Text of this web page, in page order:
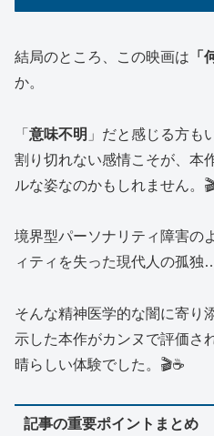
結局のところ、この映画は 「
か。
「 意味不明 」だと感じる方も
割り切れない感情こそが、本
ルな姿なのかもしれません。
境界型パーソナリティ障害の
ィティを失った現代人の孤独
そんな精神医学的な闇に寄り
示した本作がカンヌで評価さ
晴らしい体験でした。🎬☕
記事の重要ポイントまとめ